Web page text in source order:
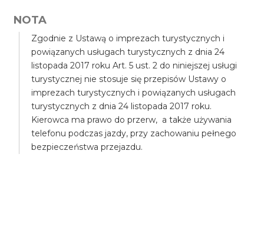
NOTA
Zgodnie z Ustawą o imprezach turystycznych i
powiązanych usługach turystycznych z dnia 24
listopada 2017 roku Art. 5 ust. 2 do niniejszej usługi
turystycznej nie stosuje się przepisów Ustawy o
imprezach turystycznych i powiązanych usługach
turystycznych z dnia 24 listopada 2017 roku.
Kierowca ma prawo do przerw, a także używania
telefonu podczas jazdy, przy zachowaniu pełnego
bezpieczeństwa przejazdu.